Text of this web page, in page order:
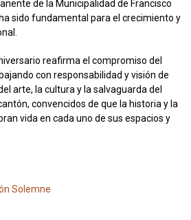
de la Municipalidad de Francisco
sido fundamental para el crecimiento y
reafirma el compromiso del
con responsabilidad y visión de
arte, la cultura y la salvaguarda del
convencidos de que la historia y la
vida en cada uno de sus espacios y
Solemne